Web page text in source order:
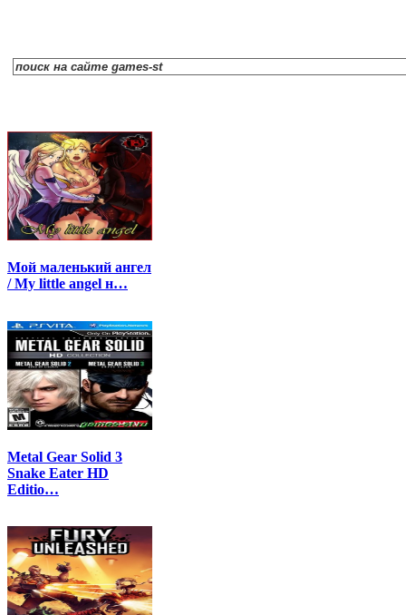
Мой маленький ангел
/ My little angel н…
Metal Gear Solid 3
Snake Eater HD
Editio…